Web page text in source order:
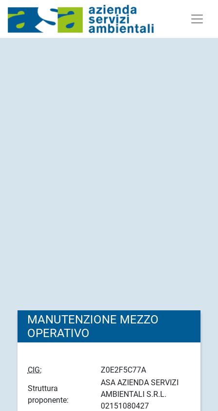
MANUTENZIONE MEZZO
OPERATIVO
CIG:
Z0E2F5C77A
Struttura
proponente:
ASA AZIENDA SERVIZI
AMBIENTALI S.R.L.
02151080427